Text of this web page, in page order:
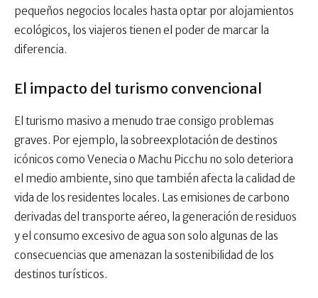
pequeños negocios locales hasta optar por alojamientos
ecológicos, los viajeros tienen el poder de marcar la
diferencia.
El impacto del turismo convencional
El turismo masivo a menudo trae consigo problemas
graves. Por ejemplo, la sobreexplotación de destinos
icónicos como Venecia o Machu Picchu no solo deteriora
el medio ambiente, sino que también afecta la calidad de
vida de los residentes locales. Las emisiones de carbono
derivadas del transporte aéreo, la generación de residuos
y el consumo excesivo de agua son solo algunas de las
consecuencias que amenazan la sostenibilidad de los
destinos turísticos.